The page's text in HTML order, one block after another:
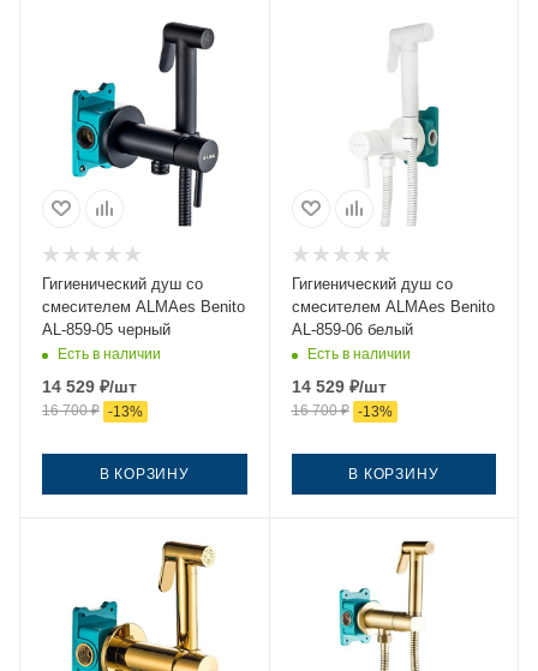
Гигиенический душ со
смесителем ALMAes Benito
AL-859-05 черный
Есть в наличии
14 529 ₽/шт
16 700₽ -13%
В КОРЗИНУ
Гигиенический душ со
смесителем ALMAes Benito
AL-859-06 белый
Есть в наличии
14 529₽/шт
16 700₽ -13%
В КОРЗИНУ